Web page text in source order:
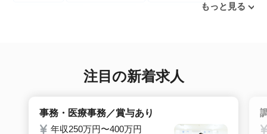
もっと見る
注目の新着求人
事務・医療事務／賞与あり
年収250万円〜400万円